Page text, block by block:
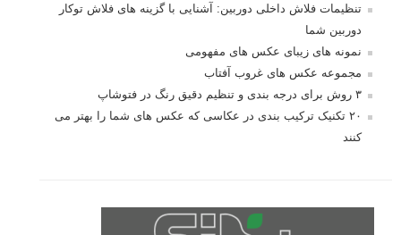
تنظیمات فلاش داخلی دوربین: آشنایی با گزینه های فلاش توکار
دوربین شما
نمونه های زیبای عکس های مفهومی
مجموعه عکس های غروب آفتاب
۳ روش برای درجه بندی و تنظیم دقیق رنگ در فتوشاپ
۲۰ تکنیک ترکیب بندی در عکاسی که عکس های شما را بهتر می
کنند